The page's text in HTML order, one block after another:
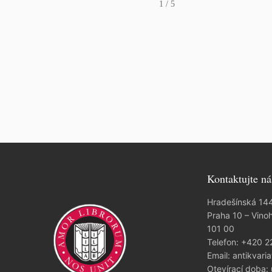
1 / 5
Kontaktujte
Hradešínská
Praha 10 –
101 00
Telefon: +420
Email:
Otevírací